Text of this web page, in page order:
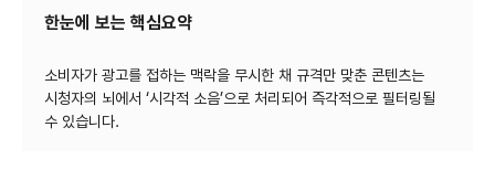
한눈에 보는 핵심요약
소비자가 광고를 접하는 맥락을 무시한 채 규격만 맞춘 콘텐츠는
시청자의 뇌에서 ‘시각적 소음’으로 처리되어 즉각적으로 필터링될